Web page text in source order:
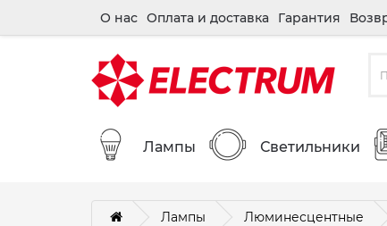
О нас Оплата и доставка Гарантия
Лампы Светильники
Лампы Люминесцентные